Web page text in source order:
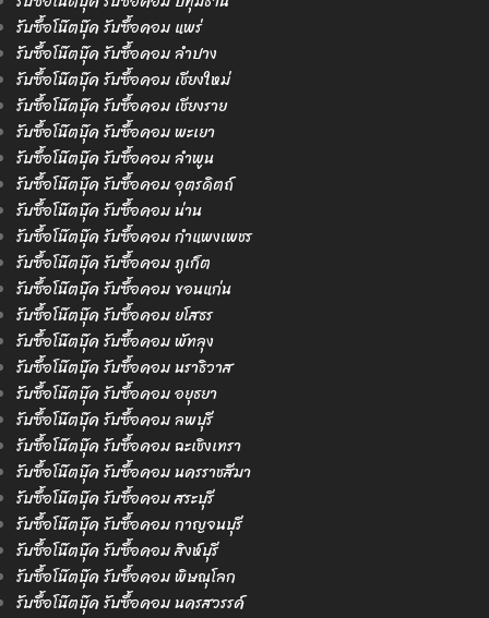
รับซื้อโน๊ตบุ๊ค รับซื้อคอม แพร่
รับซื้อโน๊ตบุ๊ค รับซื้อคอม ลำปาง
รับซื้อโน๊ตบุ๊ค รับซื้อคอม เชียงใหม่
รับซื้อโน๊ตบุ๊ค รับซื้อคอม เชียงราย
รับซื้อโน๊ตบุ๊ค รับซื้อคอม พะเยา
รับซื้อโน๊ตบุ๊ค รับซื้อคอม ลำพูน
รับซื้อโน๊ตบุ๊ค รับซื้อคอม อุตรดิตถ์
รับซื้อโน๊ตบุ๊ค รับซื้อคอม น่าน
รับซื้อโน๊ตบุ๊ค รับซื้อคอม กำแพงเพชร
รับซื้อโน๊ตบุ๊ค รับซื้อคอม ภูเก็ต
รับซื้อโน๊ตบุ๊ค รับซื้อคอม ขอนแก่น
รับซื้อโน๊ตบุ๊ค รับซื้อคอม ยโสธร
รับซื้อโน๊ตบุ๊ค รับซื้อคอม พัทลุง
รับซื้อโน๊ตบุ๊ค รับซื้อคอม นราธิวาส
รับซื้อโน๊ตบุ๊ค รับซื้อคอม อยุธยา
รับซื้อโน๊ตบุ๊ค รับซื้อคอม ลพบุรี
รับซื้อโน๊ตบุ๊ค รับซื้อคอม ฉะเชิงเทรา
รับซื้อโน๊ตบุ๊ค รับซื้อคอม นครราชสีมา
รับซื้อโน๊ตบุ๊ค รับซื้อคอม สระบุรี
รับซื้อโน๊ตบุ๊ค รับซื้อคอม กาญจนบุรี
รับซื้อโน๊ตบุ๊ค รับซื้อคอม สิงห์บุรี
รับซื้อโน๊ตบุ๊ค รับซื้อคอม พิษณุโลก
รับซื้อโน๊ตบุ๊ค รับซื้อคอม นครสวรรค์